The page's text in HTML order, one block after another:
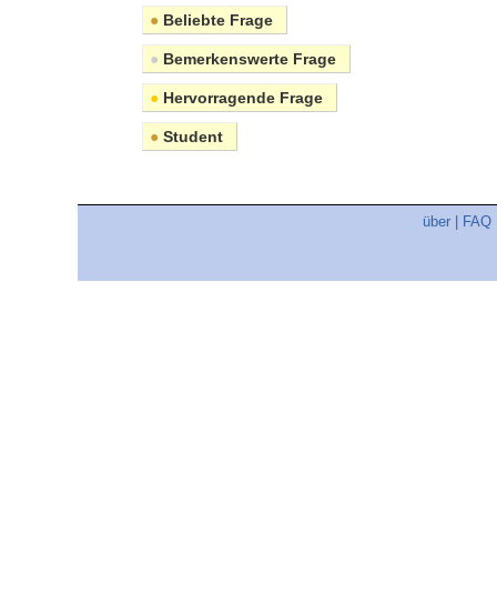
● Beliebte Frage
● Bemerkenswerte Frage
● Hervorragende Frage
● Student
über FAQ